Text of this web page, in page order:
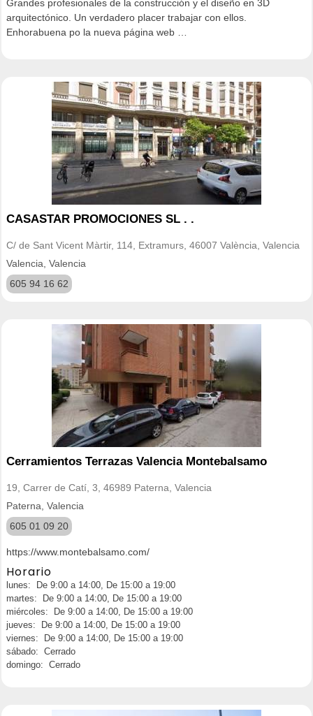
Grandes profesionales de la construcción y el diseño en 3D
arquitectónico. Un verdadero placer trabajar con ellos.
Enhorabuena po la nueva página web …
CASASTAR PROMOCIONES SL . .
C/ de Sant Vicent Màrtir, 114, Extramurs, 46007 València, Valencia
Valencia, Valencia
605 94 16 62
Cerramientos Terrazas Valencia Montebalsamo
19, Carrer de Catí, 3, 46989 Paterna, Valencia
Paterna, Valencia
605 01 09 20
https://www.montebalsamo.com/
Horario
lunes: De 9:00 a 14:00, De 15:00 a 19:00
martes: De 9:00 a 14:00, De 15:00 a 19:00
miércoles: De 9:00 a 14:00, De 15:00 a 19:00
jueves: De 9:00 a 14:00, De 15:00 a 19:00
viernes: De 9:00 a 14:00, De 15:00 a 19:00
sábado: Cerrado
domingo: Cerrado